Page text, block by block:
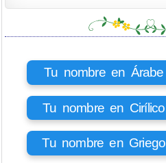
Tu nombre en Árabe
Tu nombre en Cirílico
Tu nombre en Griego